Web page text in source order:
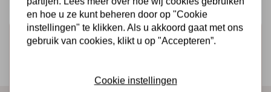
Schrijf je in voor de nieuwsbrief
direct in je mailbox!
en hoe u ze kunt beheren door op "Cookie
instellingen" te klikken. Als u akkoord gaat met ons
gebruik van cookies, klikt u op "Accepteren”.
Cookie instellingen